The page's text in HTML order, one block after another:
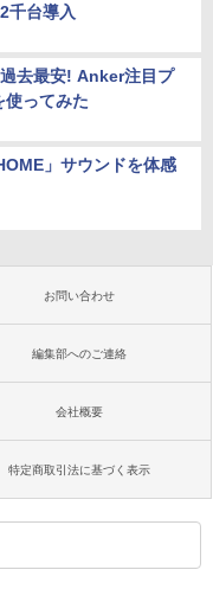
台導入
去最安! Anker注目プ
使ってみた
」サウンドを体感
お問い合わせ
編集部へのご連絡
会社概要
特定商取引法に基づく表示